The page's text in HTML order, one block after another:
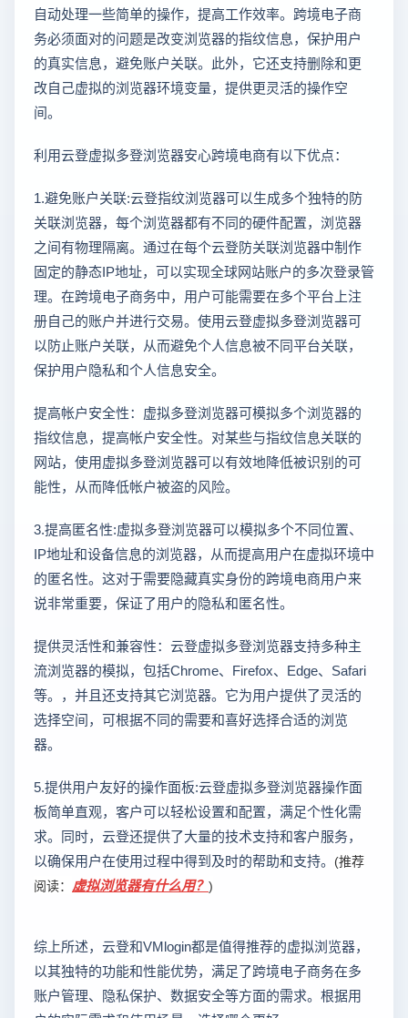
自动处理一些简单的操作，提高工作效率。跨境电子商
务必须面对的问题是改变浏览器的指纹信息，保护用户
的真实信息，避免账户关联。此外，它还支持删除和更
改自己虚拟的浏览器环境变量，提供更灵活的操作空
间。
利用云登虚拟多登浏览器安心跨境电商有以下优点：
1.避免账户关联:云登指纹浏览器可以生成多个独特的防
关联浏览器，每个浏览器都有不同的硬件配置，浏览器
之间有物理隔离。通过在每个云登防关联浏览器中制作
固定的静态IP地址，可以实现全球网站账户的多次登录管
理。在跨境电子商务中，用户可能需要在多个平台上注
册自己的账户并进行交易。使用云登虚拟多登浏览器可
以防止账户关联，从而避免个人信息被不同平台关联，
保护用户隐私和个人信息安全。
提高帐户安全性：虚拟多登浏览器可模拟多个浏览器的
指纹信息，提高帐户安全性。对某些与指纹信息关联的
网站，使用虚拟多登浏览器可以有效地降低被识别的可
能性，从而降低帐户被盗的风险。
3.提高匿名性:虚拟多登浏览器可以模拟多个不同位置、
IP地址和设备信息的浏览器，从而提高用户在虚拟环境中
的匿名性。这对于需要隐藏真实身份的跨境电商用户来
说非常重要，保证了用户的隐私和匿名性。
提供灵活性和兼容性：云登虚拟多登浏览器支持多种主
流浏览器的模拟，包括Chrome、Firefox、Edge、Safari
等。，并且还支持其它浏览器。它为用户提供了灵活的
选择空间，可根据不同的需要和喜好选择合适的浏览
器。
5.提供用户友好的操作面板:云登虚拟多登浏览器操作面
板简单直观，客户可以轻松设置和配置，满足个性化需
求。同时，云登还提供了大量的技术支持和客户服务，
以确保用户在使用过程中得到及时的帮助和支持。 (推荐
阅读： 虚拟浏览器有什么用？ )
综上所述，云登和VMlogin都是值得推荐的虚拟浏览器，
以其独特的功能和性能优势，满足了跨境电子商务在多
账户管理、隐私保护、数据安全等方面的需求。根据用